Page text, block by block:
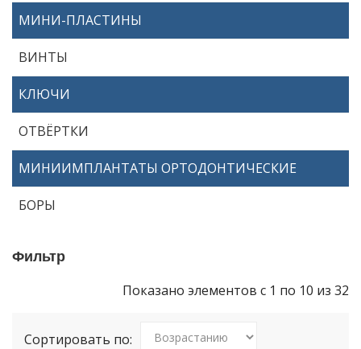
МИНИ-ПЛАСТИНЫ
ВИНТЫ
КЛЮЧИ
ОТВЁРТКИ
МИНИИМПЛАНТАТЫ ОРТОДОНТИЧЕСКИЕ
БОРЫ
Фильтр
Показано элементов с 1 по 10 из 32
Сортировать по: